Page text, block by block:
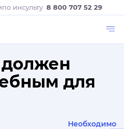
по инсульту 8 800 707 52 29
для
Необходимо